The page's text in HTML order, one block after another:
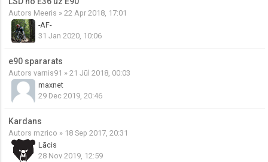
Autors Meeris » 22 Apr 2018, 17:01
-AF-
31 Jan 2020, 10:06
e90 spararats
Autors varnis91 » 21 Jūl 2018, 00:03
maxnet
29 Dec 2019, 20:46
Kardans
Autors mzrico » 18 Sep 2017, 20:31
Lācis
28 Nov 2019, 12:59